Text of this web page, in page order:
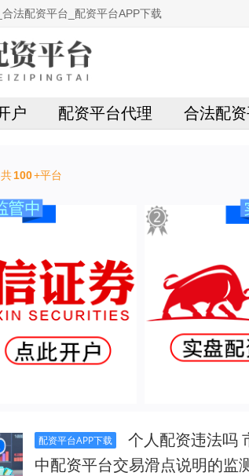
法配资平台_配资平台APP下载
户 配资平台代理 合法配
共100+平台
配资平台APP下载
个人配资违法吗
中配资平台交易滑点说明的监